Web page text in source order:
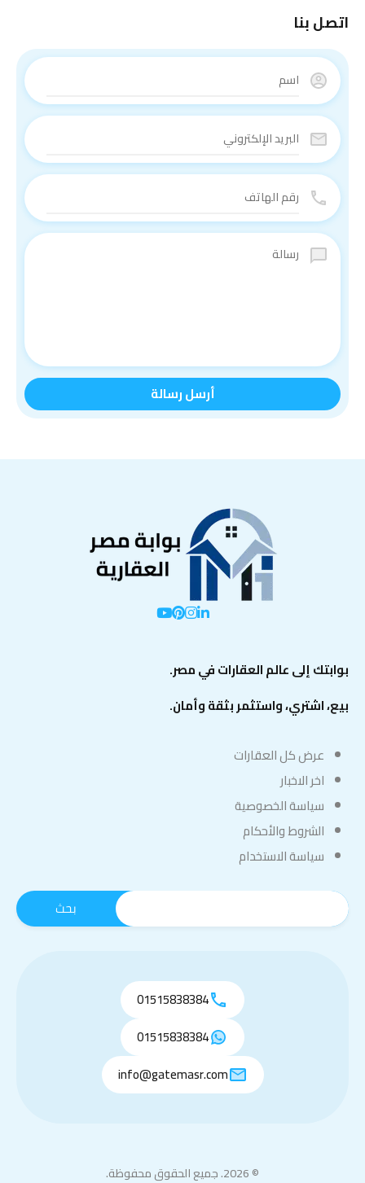
اتصل بنا
بوابتك إلى عالم العقارات في مصر.
بيع، اشتري، واستثمر بثقة وأمان.
عرض كل العقارات
اخر الاخبار
سياسة الخصوصية
الشروط والأحكام
سياسة الاستخدام
01515838384
01515838384
info@gatemasr.com
© 2026. جميع الحقوق محفوظة.